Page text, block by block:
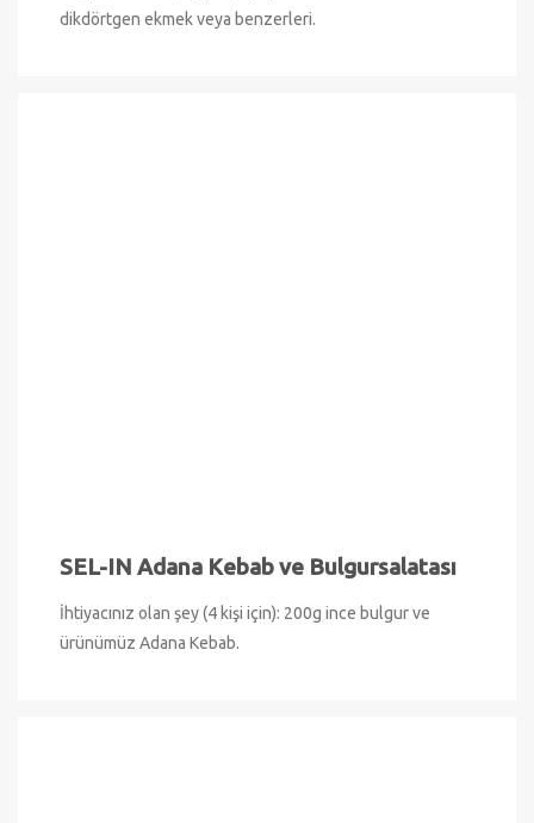
dikdörtgen ekmek veya benzerleri.
SEL-IN Adana Kebab ve Bulgursalatası
İhtiyacınız olan şey (4 kişi için): 200g ince bulgur ve
ürünümüz Adana Kebab.